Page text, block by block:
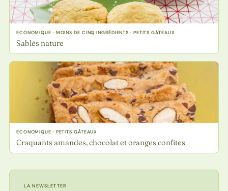
ECONOMIQUE · MOINS DE CINQ INGRÉDIENTS · PETITS GÂTEAUX
Sablés nature
ECONOMIQUE · PETITS GÂTEAUX
Craquants amandes, chocolat et oranges confites
LA NEWSLETTER